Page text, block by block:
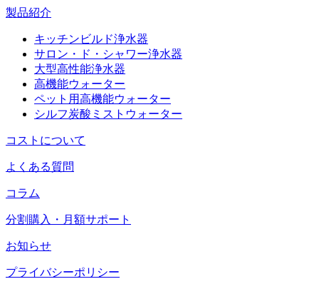
製品紹介
キッチンビルド浄水器
サロン・ド・シャワー浄水器
大型高性能浄水器
高機能ウォーター
ペット用高機能ウォーター
シルフ炭酸ミストウォーター
コストについて
よくある質問
コラム
分割購入・月額サポート
お知らせ
プライバシーポリシー